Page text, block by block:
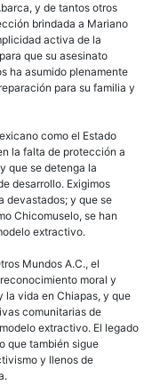
y de tantos otros
brindada a Mariano
activa de la
que su asesinato
ha asumido plenamente
para su familia y
como el Estado
la falta de protección a
que se detenga la
desarrollo. Exigimos
devastados; y que se
Chicomuselo, se han
extractivo.
Mundos A.C., el
moral y
la vida en Chiapas, y que
comunitarias de
extractivo. El legado
que también sigue
y llenos de